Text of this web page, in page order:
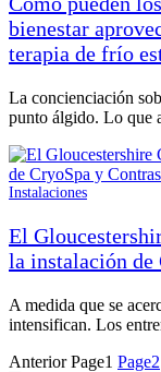
bienestar
terapia de frío
La concienciación
punto álgido. Lo que
Instalaciones
El
la instalación de
A medida que se
intensifican. Los
Anterior Page1 Page2